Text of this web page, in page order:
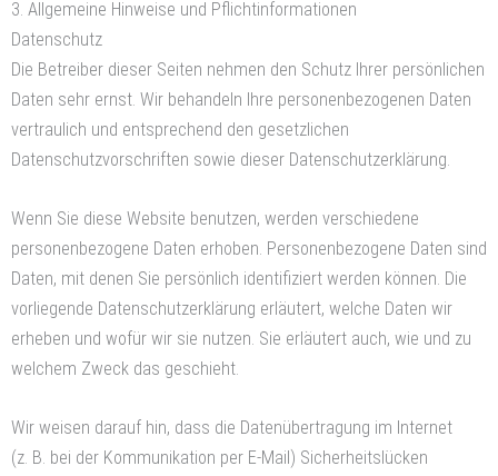
3. Allgemeine Hinweise und Pflicht­informationen
Datenschutz
Die Betreiber dieser Seiten nehmen den Schutz Ihrer persönlichen
Daten sehr ernst. Wir behandeln Ihre personenbezogenen Daten
vertraulich und entsprechend den gesetzlichen
Datenschutzvorschriften sowie dieser Datenschutzerklärung.
Wenn Sie diese Website benutzen, werden verschiedene
personenbezogene Daten erhoben. Personenbezogene Daten sind
Daten, mit denen Sie persönlich identifiziert werden können. Die
vorliegende Datenschutzerklärung erläutert, welche Daten wir
erheben und wofür wir sie nutzen. Sie erläutert auch, wie und zu
welchem Zweck das geschieht.
Wir weisen darauf hin, dass die Datenübertragung im Internet
(z. B. bei der Kommunikation per E-Mail) Sicherheitslücken